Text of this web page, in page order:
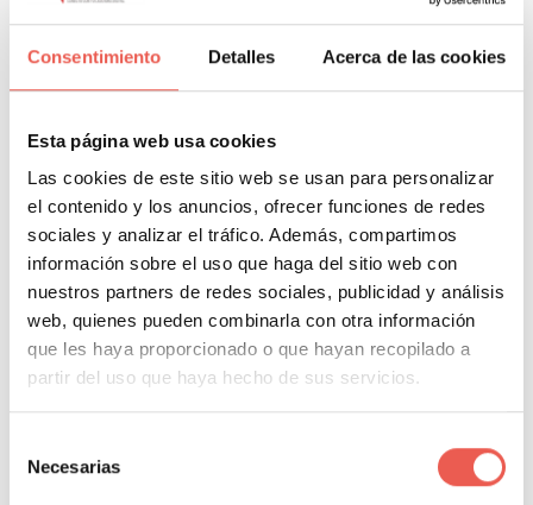
Consentimiento Detalles Acerca de las cookies
Esta página web usa cookies
Las cookies de este sitio web se usan para personalizar
el contenido y los anuncios, ofrecer funciones de redes
sociales y analizar el tráfico. Además, compartimos
información sobre el uso que haga del sitio web con
nuestros partners de redes sociales, publicidad y análisis
web, quienes pueden combinarla con otra información
que les haya proporcionado o que hayan recopilado a
partir del uso que haya hecho de sus servicios.
Necesarias
Esta nueva funcionalidad ya está disponible en
57 beta en las próximas semanas.
About Author
Javier Sancho Piqueras
Negocios. Consultor de analítica digital con 14